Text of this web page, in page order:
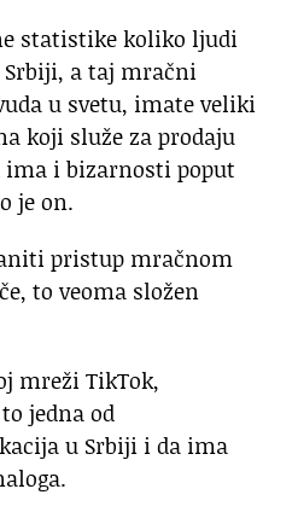
statistike koliko ljudi
a taj mračni
u svetu, imate veliki
koji služe za prodaju
i bizarnosti poput
je on.
pristup mračnom
to veoma složen
mreži TikTok,
jedna od
u Srbiji i da ima